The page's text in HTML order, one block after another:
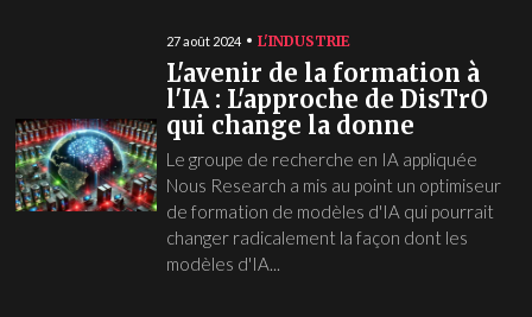
27 août 2024 L'INDUSTRIE
L'avenir de la formation à
l'IA : L'approche de DisTrO
qui change la donne
Le groupe de recherche en IA appliquée
Nous Research a mis au point un optimiseur
de formation de modèles d'IA qui pourrait
changer radicalement la façon dont les
modèles d'IA...